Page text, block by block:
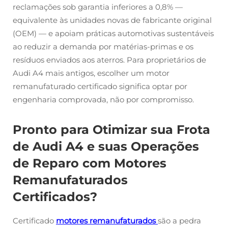
reclamações sob garantia inferiores a 0,8% —
equivalente às unidades novas de fabricante original
(OEM) — e apoiam práticas automotivas sustentáveis
ao reduzir a demanda por matérias-primas e os
resíduos enviados aos aterros. Para proprietários de
Audi A4 mais antigos, escolher um motor
remanufaturado certificado significa optar por
engenharia comprovada, não por compromisso.
Pronto para Otimizar sua Frota
de Audi A4 e suas Operações
de Reparo com Motores
Remanufaturados
Certificados?
Certificado motores remanufaturadossão a pedra